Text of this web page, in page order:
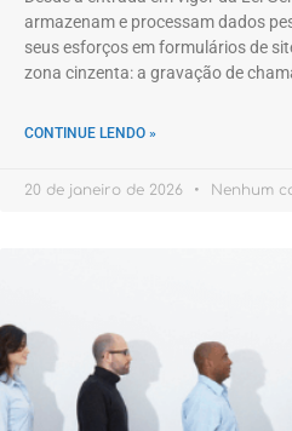
armazenam e processam dados
seus esforços em formulários de
zona cinzenta: a gravação de
CONTINUE LENDO »
20 de janeiro de 2026 Nenhum